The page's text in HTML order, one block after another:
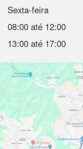
Sexta-feira
08:00 até 12:00
13:00 até 17:00